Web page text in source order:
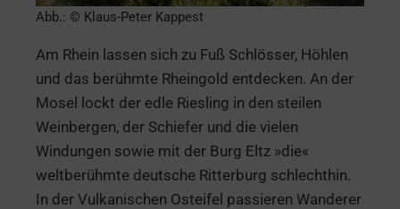
Abb.: © Klaus-Peter Kappest
Am Rhein lassen sich zu Fuß Schlösser, Höhlen
und das berühmte Rheingold entdecken. An der
Mosel lockt der edle Riesling in den steilen
Weinbergen, der Schiefer und die vielen
Windungen sowie mit der Burg Eltz »die«
weltberühmte deutsche Ritterburg schlechthin.
In der Vulkanischen Osteifel passieren Wanderer